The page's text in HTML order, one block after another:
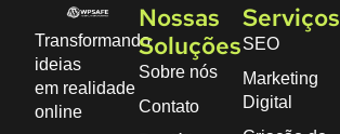
Transformando
ideias
em realidade
online
Nossas
Soluções
Sobre nós
Contato
Serviços
SEO
Marketing
Digital